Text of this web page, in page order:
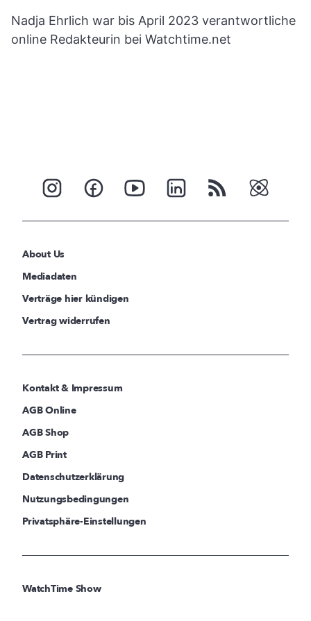
Nadja Ehrlich war bis April 2023 verantwortliche
online Redakteurin bei Watchtime.net
About Us
Mediadaten
Verträge hier kündigen
Vertrag widerrufen
Kontakt & Impressum
AGB Online
AGB Shop
AGB Print
Datenschutzerklärung
Nutzungsbedingungen
Privatsphäre-Einstellungen
WatchTime Show